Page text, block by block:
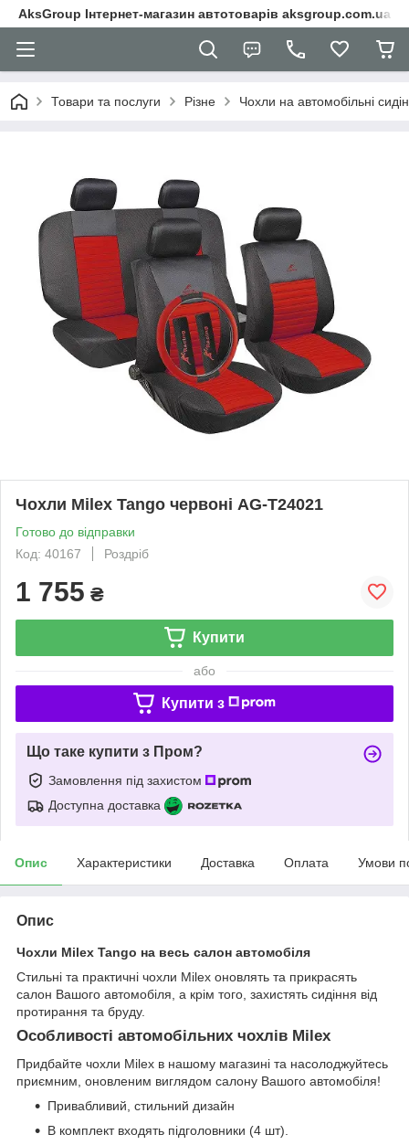
AksGroup Інтернет-магазин автотоварів aksgroup.com.ua
Товари та послуги Різне Чохли на автомобільні
Чохли Milex Tango червоні AG-T24021
Готово до відправки
Код: 40167
Роздріб
1 755 ₴
Купити
або
Купити з
Що таке купити з Пром?
Замовлення під захистом
Доступна доставка
Опис Характеристики Доставка Оплата Умови
Опис
Чохли Milex Tango на весь салон автомобіля
Стильні та практичні чохли Milex оновлять та прикрасять
салон Вашого автомобіля, а крім того, захистять сидіння від
протирання та бруду.
Особливості автомобільних чохлів Milex
Придбайте чохли Milex в нашому магазині та насолоджуйтесь
приємним, оновленим виглядом салону Вашого автомобіля!
Привабливий, стильний дизайн
В комплект входять підголовники (4 шт).